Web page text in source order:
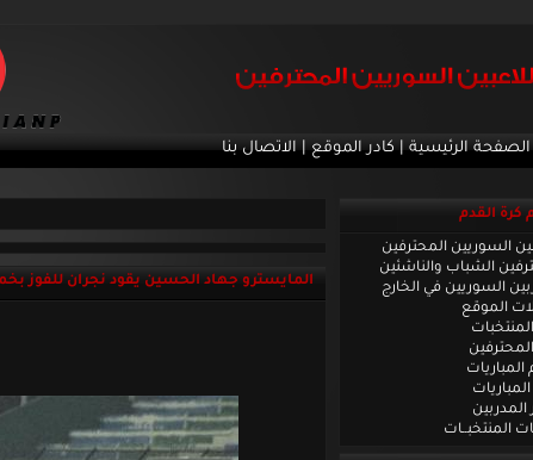
الصفحة الرئيسية|كادر الموقع|الاتصال بنا
القدم
السوريين المحترفين
الشباب والناشئين
السوريين في الخارج
الموقع
المنتخبات
المحترفين
المباريات
المباريات
المدربين
المنتخبــات
المايسترو جهاد الحسين يقود نجران للفوز